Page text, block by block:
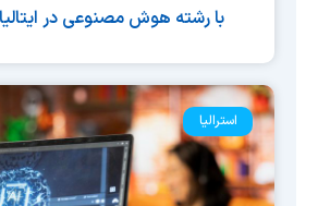
با رشته هوش مصنوعی در
استرالیا